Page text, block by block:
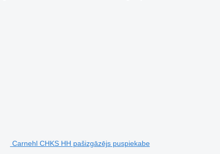
Carnehl CHKS HH pašizgāzējs puspiekabe